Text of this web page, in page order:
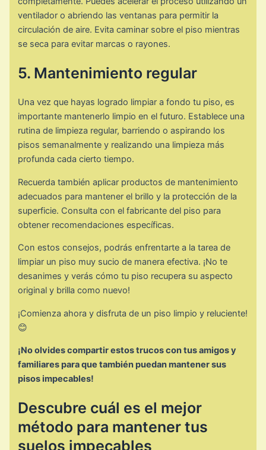
ventilador o abriendo las ventanas para permitir la
circulación de aire. Evita caminar sobre el piso mientras
se seca para evitar marcas o rayones.
5. Mantenimiento regular
Una vez que hayas logrado limpiar a fondo tu piso, es
importante mantenerlo limpio en el futuro. Establece una
rutina de limpieza regular, barriendo o aspirando los
pisos semanalmente y realizando una limpieza más
profunda cada cierto tiempo.
Recuerda también aplicar productos de mantenimiento
adecuados para mantener el brillo y la protección de la
superficie. Consulta con el fabricante del piso para
obtener recomendaciones específicas.
Con estos consejos, podrás enfrentarte a la tarea de
limpiar un piso muy sucio de manera efectiva. ¡No te
desanimes y verás cómo tu piso recupera su aspecto
original y brilla como nuevo!
¡Comienza ahora y disfruta de un piso limpio y reluciente!
😊
¡No olvides compartir estos trucos con tus amigos y
familiares para que también puedan mantener sus
pisos impecables!
Descubre cuál es el mejor
método para mantener tus
suelos impecables